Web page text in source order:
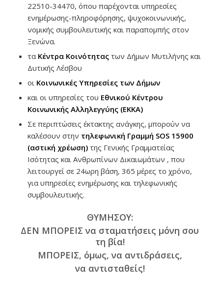
22510-34470, όπου παρέχονται υπηρεσίες
ενημέρωσης-πληροφόρησης, ψυχοκοινωνικής,
νομικής συμβουλευτικής και παραπομπής στον
Ξενώνα.
τα Κέντρα Κοινότηταςτων Δήμων Μυτιλήνης και
Δυτικής Λέσβου
οι Κοινωνικές Υπηρεσίες των Δήμων
και οι υπηρεσίες του Εθνικού Κέντρου
Κοινωνικής Αλληλεγγύης (ΕΚΚΑ)
Σε περιπτώσεις έκτακτης ανάγκης, μπορούν να
καλέσουν στην τηλεφωνική Γραμμή SOS 15900
(αστική χρέωση)της Γενικής Γραμματείας
Ισότητας και Ανθρωπίνων Δικαιωμάτων , που
λειτουργεί σε 24ωρη βάση, 365 μέρες το χρόνο,
για υπηρεσίες ενημέρωσης και τηλεφωνικής
συμβουλευτικής.
ΘΥΜΗΣΟΥ:
ΔΕΝ ΜΠΟΡΕΙΣ να σταματήσεις μόνη σου
τη βία!
ΜΠΟΡΕΙΣ, όμως, να αντιδράσεις,
να αντισταθείς!